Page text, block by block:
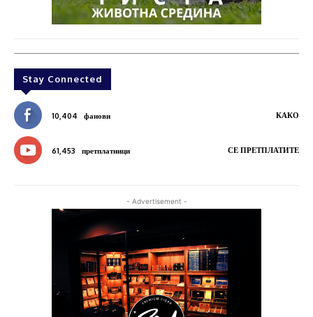
Stay Connected
10,404 фанови КАКО
61,453 претплатници СЕ ПРЕТПЛАТИТЕ
- Advertisement -